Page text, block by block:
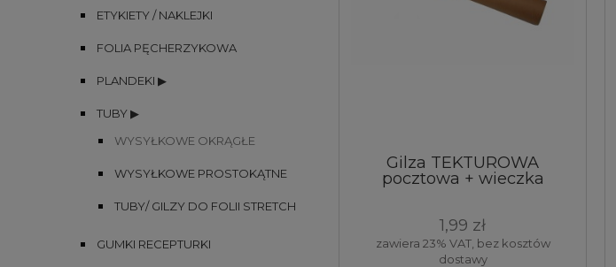
ETYKIETY / NAKLEJKI
FOLIA PĘCHERZYKOWA
PLANDEKI ▶
TUBY ▶
WYSYŁKOWE OKRĄGŁE
WYSYŁKOWE PROSTOKĄTNE
TUBY/ GILZY DO FOLII STRETCH
GUMKI RECEPTURKI
Gilza TEKTUROWA
pocztowa + wieczka
1,99 zł
zawiera 23% VAT, bez kosztów
dostawy